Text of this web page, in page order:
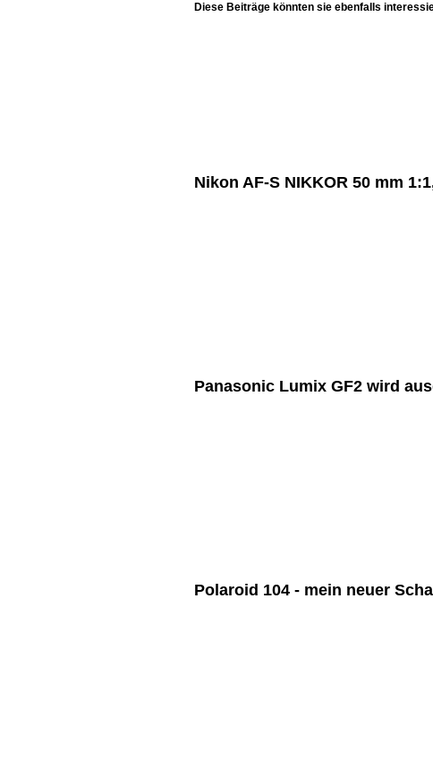
Diese Beiträge könnten sie ebenfalls
Nikon AF-S NIKKOR 50 mm
Panasonic Lumix GF2 wird
Polaroid 104 - mein neuer